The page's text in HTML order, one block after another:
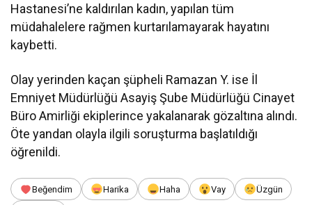
Hastanesi’ne kaldırılan kadın, yapılan tüm
müdahalelere rağmen kurtarılamayarak hayatını
kaybetti.
Olay yerinden kaçan şüpheli Ramazan Y. ise İl
Emniyet Müdürlüğü Asayiş Şube Müdürlüğü Cinayet
Büro Amirliği ekiplerince yakalanarak gözaltına alındı.
Öte yandan olayla ilgili soruşturma başlatıldığı
öğrenildi.
Beğendim Harika Haha Vay Üzgün